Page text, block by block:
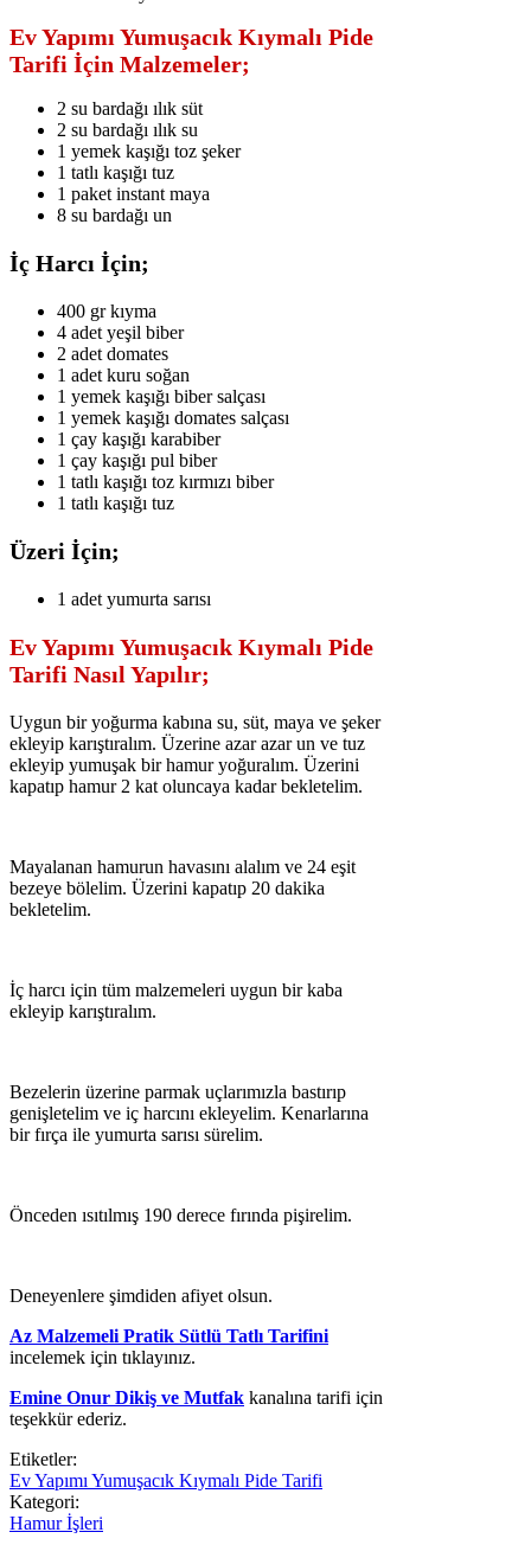
Ev Yapımı Yumuşacık Kıymalı Pide
Tarifi İçin Malzemeler;
2 su bardağı ılık süt
2 su bardağı ılık su
1 yemek kaşığı toz şeker
1 tatlı kaşığı tuz
1 paket instant maya
8 su bardağı un
İç Harcı İçin;
400 gr kıyma
4 adet yeşil biber
2 adet domates
1 adet kuru soğan
1 yemek kaşığı biber salçası
1 yemek kaşığı domates salçası
1 çay kaşığı karabiber
1 çay kaşığı pul biber
1 tatlı kaşığı toz kırmızı biber
1 tatlı kaşığı tuz
Üzeri İçin;
1 adet yumurta sarısı
Ev Yapımı Yumuşacık Kıymalı Pide
Tarifi Nasıl Yapılır;
Uygun bir yoğurma kabına su, süt, maya ve şeker
ekleyip karıştıralım. Üzerine azar azar un ve tuz
ekleyip yumuşak bir hamur yoğuralım. Üzerini
kapatıp hamur 2 kat oluncaya kadar bekletelim.
Mayalanan hamurun havasını alalım ve 24 eşit
bezeye bölelim. Üzerini kapatıp 20 dakika
bekletelim.
İç harcı için tüm malzemeleri uygun bir kaba
ekleyip karıştıralım.
Bezelerin üzerine parmak uçlarımızla bastırıp
genişletelim ve iç harcını ekleyelim. Kenarlarına
bir fırça ile yumurta sarısı sürelim.
Önceden ısıtılmış 190 derece fırında pişirelim.
Deneyenlere şimdiden afiyet olsun.
Az Malzemeli Pratik Sütlü Tatlı Tarifini
incelemek için tıklayınız.
Emine Onur Dikiş ve Mutfak kanalına tarifi için
teşekkür ederiz.
Etiketler:
Ev Yapımı Yumuşacık Kıymalı Pide Tarifi
Kategori:
Hamur İşleri